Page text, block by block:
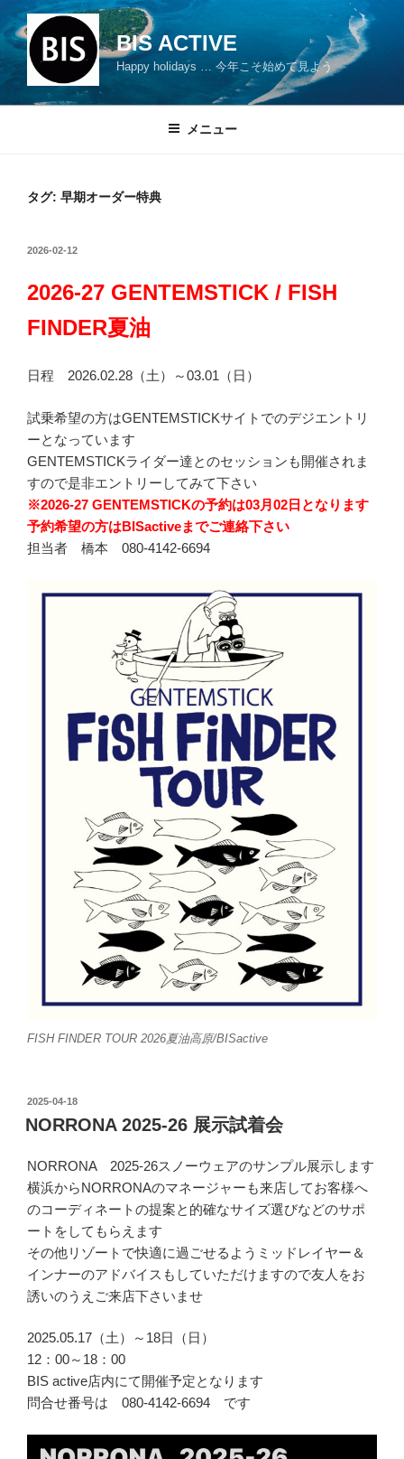
ン
テ
ン
BIS ACTIVE
Happy holidays … 今年こそ始めて見よう
メニュー
タグ: 早期オーダー特典
投
日:
2026-02-12
2026-27 GENTEMSTICK / FISH
FINDER夏油
日程 2026.02.28（土）～03.01（日）
試乗希望の方はGENTEMSTICKサイトでのデジエントリ
ーとなっています
GENTEMSTICKライダー達とのセッションも開催されま
すので是非エントリーしてみて下さい
※2026-27 GENTEMSTICKの予約は03月02日となります
予約希望の方はBISactiveまでご連絡下さい
担当者 橋本 080-4142-6694
FISH FINDER TOUR 2026夏油高原/BISactive
投
稿
日:
2025-04-18
NORRONA 2025-26 展示試着会
NORRONA 2025-26スノーウェアのサンプル展示します
横浜からNORRONAのマネージャーも来店してお客様へ
のコーディネートの提案と的確なサイズ選びなどのサポ
ートをしてもらえます
その他リゾートで快適に過ごせるようミッドレイヤー＆
インナーのアドバイスもしていただけますので友人をお
誘いのうえご来店下さいませ
2025.05.17（土）～18日（日）
12：00～18：00
BIS active店内にて開催予定となります
問合せ番号は 080-4142-6694 です